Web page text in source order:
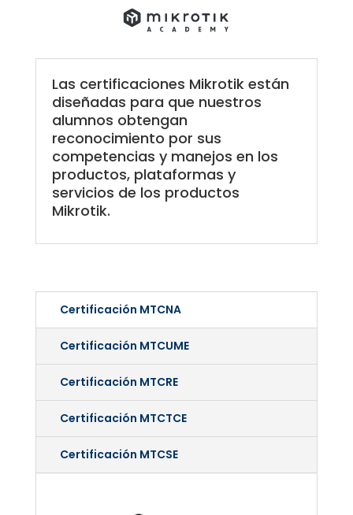
Las certificaciones Mikrotik están
diseñadas para que nuestros
alumnos obtengan
reconocimiento por sus
competencias y manejos en los
productos, plataformas y
servicios de los productos
Mikrotik.
Certificación MTCNA
Certificación MTCUME
Certificación MTCRE
Certificación MTCTCE
Certificación MTCSE